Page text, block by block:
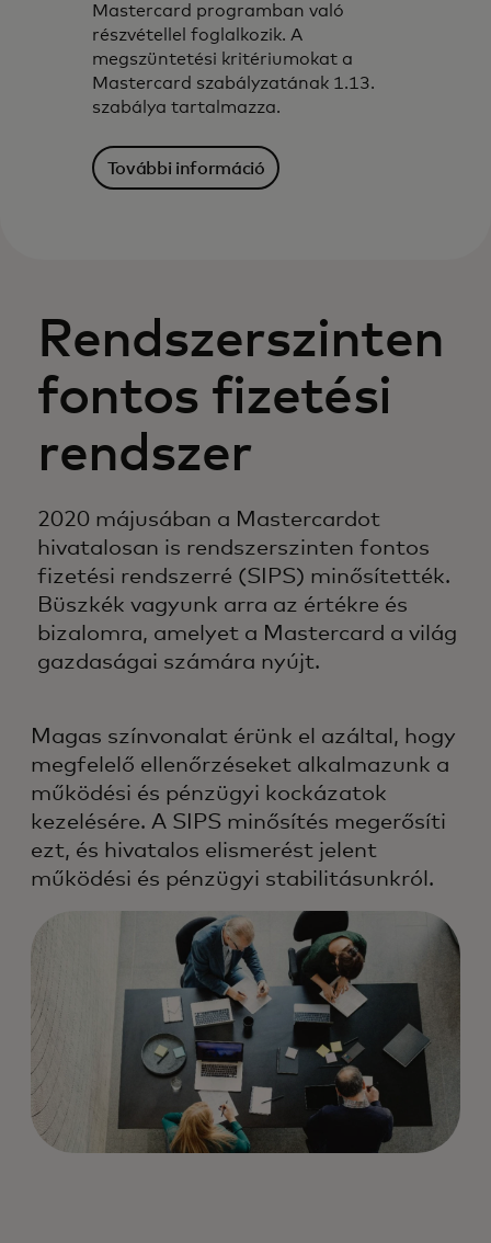
Mastercard programban való
részvétellel foglalkozik. A
megszüntetési kritériumokat a
Mastercard szabályzatának 1.13.
szabálya tartalmazza.
További információ
Rendszerszinten
fontos fizetési
rendszer
2020 májusában a Mastercardot
hivatalosan is rendszerszinten fontos
fizetési rendszerré (SIPS) minősítették.
Büszkék vagyunk arra az értékre és
bizalomra, amelyet a Mastercard a világ
gazdaságai számára nyújt.
Magas színvonalat érünk el azáltal, hogy
megfelelő ellenőrzéseket alkalmazunk a
működési és pénzügyi kockázatok
kezelésére. A SIPS minősítés megerősíti
ezt, és hivatalos elismerést jelent
működési és pénzügyi stabilitásunkról.